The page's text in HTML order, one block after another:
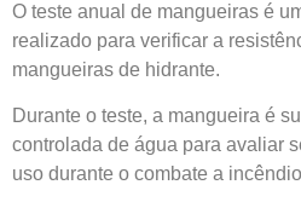
O teste anual de mangueiras é
realizado para verificar a
mangueiras de hidrante.
Durante o teste, a mangueira é
controlada de água para avaliar
uso durante o combate a